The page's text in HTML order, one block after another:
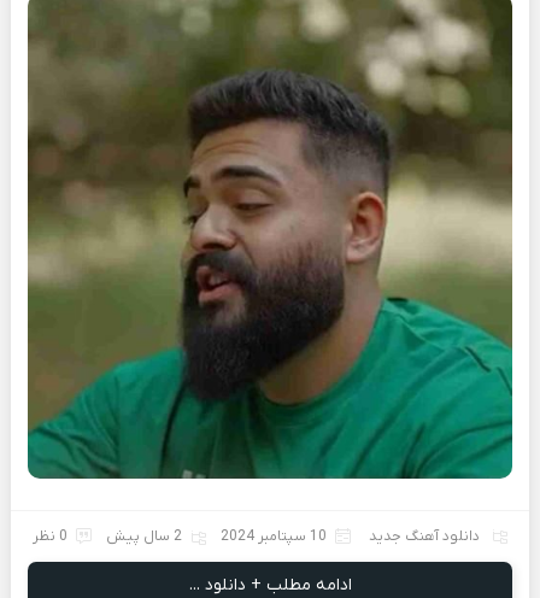
دانلود آهنگ جدید 10 سپتامبر 2024 2 سال پیش 0 نظر
ادامه مطلب + دانلود ...